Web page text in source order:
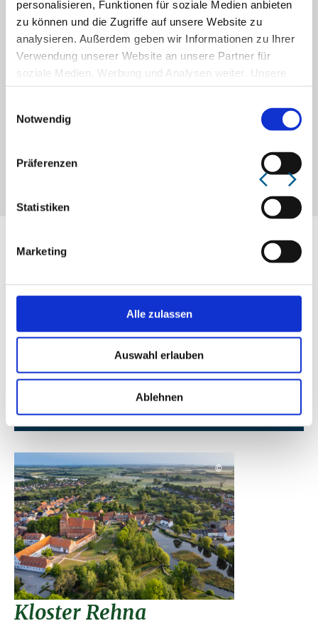
personalisieren, Funktionen für soziale Medien anbieten
zu können und die Zugriffe auf unsere Website zu
analysieren. Außerdem geben wir Informationen zu Ihrer
Verwendung unserer Website an unsere Partner für
soziale Medien, Werbung und Analysen weiter. Unsere
Partner führen diese Informationen möglicherweise mit
weiteren Daten zusammen, die Sie ihnen bereitgestellt
haben oder die sie im Rahmen Ihrer Nutzung der Dienste
Notwendig
Präferenzen
Statistiken
Marketing
Alle zulassen
Auswahl erlauben
Ablehnen
zurückvor
Klosterverein Rehna e.V.
Unsere Empfehlungen -
Sehenswertes
Listendarstellung
Kartendarstellung
©
Kloster Rehna